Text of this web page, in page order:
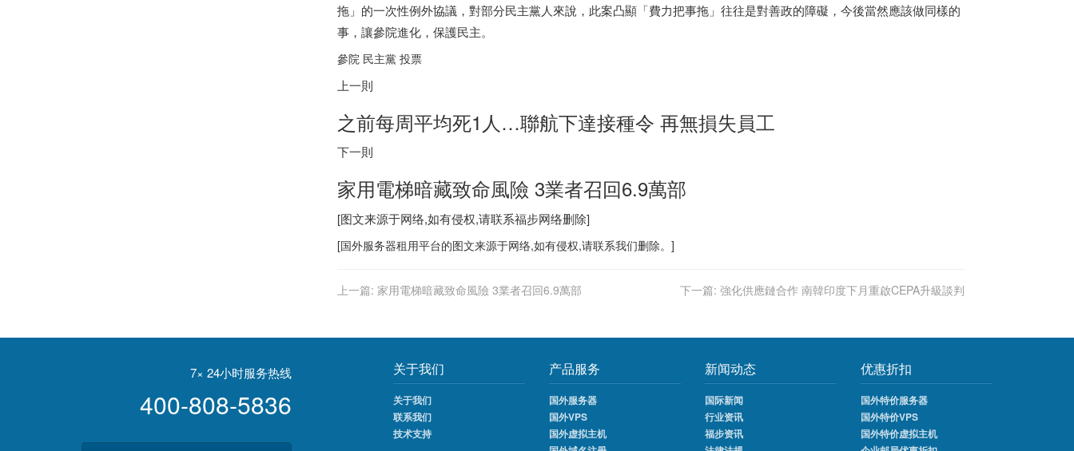
拖」的一次性例外協議，對部分民主黨人來說，此案凸顯「費力把事拖」往往是對善政的障礙，今後當然應該做同樣的
事，讓參院進化，保護民主。
參院 民主黨 投票
上一則
之前每周平均死1人…聯航下達接種令 再無損失員工
下一則
家用電梯暗藏致命風險 3業者召回6.9萬部
[图文来源于网络,如有侵权,请联系福步网络删除]
[国外服务器租用平台的图文来源于网络,如有侵权,请联系我们删除。]
上一篇: 家用電梯暗藏致命風險 3業者召回6.9萬部 下一篇: 強化供應鏈合作 南韓印度下月重啟CEPA升級談判
7× 24小时服务热线
400-808-5836
关于我们
关于我们
联系我们
技术支持
产品服务
国外服务器
国外VPS
国外虚拟主机
新闻动态
国际新闻
行业资讯
福步资讯
优惠折扣
国外特价服务器
国外特价VPS
国外特价虚拟主机